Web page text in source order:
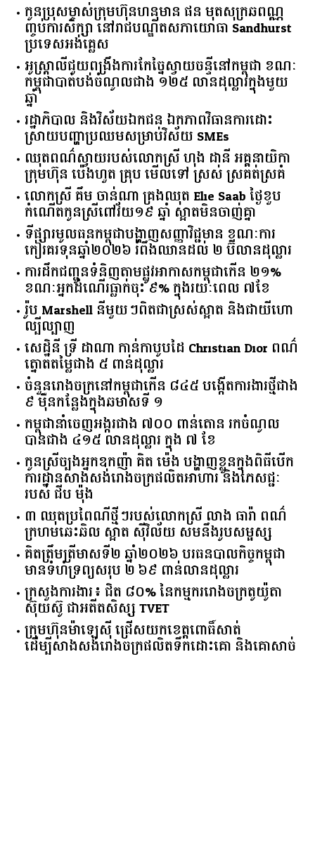
កូនប្រុសម្ចាស់ក្រុមហ៊ុនហនុមាន ផន មុតសុក្រឆពណ្ណ
ញ្ចប់ការសិក្សា នៅរាជបណ្ឌិតសភាយោធា Sandhurst
ប្រទេសអង់គ្លេស
អូស្ត្រាលី​ជួយ​ពង្រឹង​ការ​កែច្នៃ​ស្វាយចន្ទី​នៅ​កម្ពុជា​ ​ខណៈ​
កម្ពុជា​បាត់បង់​ចំណូល​ជាង​ ​១២៥​ ​លាន​ដុល្លារ​ក្នុង​មួយ​
ឆ្នាំ​
រដ្ឋាភិបាល​ ​និង​វិស័យ​ឯកជន ​ឯកភាព​វិធានការ​ដោះ
ស្រាយ​បញ្ហា​ប្រឈម​​សម្រាប់​វិស័យ​ ​SMEs​
ឈុតពណ៌ស្វាយរបស់លោកស្រី ហុង ដានី អគ្គ​នាយិកា​
ក្រុមហ៊ុន ប៉េងហួត គ្រុប មើលទៅ ស្រស់ ស្រគត់ស្រគំ
លោកស្រី គឹម ចាន់ណា គ្រងឈុត Elie Saab ថ្ងៃខួប
កំណើតកូនស្រីពៅវ័យ១៩ ឆ្នាំ ស្អាតមិនចាញ់គ្នា
ទីផ្សារ​មូលធន​កម្ពុជា​បង្ហាញ​សញ្ញា​វិជ្ជមាន​ ​ខណៈ​ការ​
កៀរគរ​ទុន​ឆ្នាំ​២០២៦​ ​រំពឹង​ឈានដល់​ ​២​ ​ប៊ីលាន​ដុល្លារ​
ការដឹកជញ្ជូនទំនិញតាមផ្លូវអាកាសកម្ពុជាកើន ២១%
ខណៈអ្នកដំណើរធ្លាក់ចុះ ៩% ក្នុងរយៈពេល ៧ខែ
រ៉ូប Marshell នីមួយៗពិតជាស្រស់ស្អាត និងជាយីហោ
ល្បីល្បាញ
សេដ្ឋិនី ទ្រី ដាណា កាន់កាបូបដៃ Christian Dior ពណ៌
ត្នោតតម្លៃជាង ៥ ពាន់ដុល្លារ
ចំនួន​រោងចក្រ​នៅ​កម្ពុជា​កើន​ ​៨៤៥​ ​បង្កើត​ការងារ​ថ្មី​ជាង​
​៩​ ​ម៉ឺន​កន្លែង​ក្នុង​ឆមាស​ទី ​១​
កម្ពុជានាំចេញអង្ករជាង ៧០០ ពាន់តោន រកចំណូល
បានជាង ៤១៥ លានដុល្លារ ក្នុង ៧ ខែ
កូនស្រីច្បងអ្នកឧកញ៉ា គិត ម៉េង បង្ហាញខ្លួនក្នុងពិធីបើក
ការដ្ឋានសាងសង់រោងចក្រផលិតអាហារ និងភេសជ្ជៈ
របស់ ជីប ម៉ុង
៣ ឈុតប្រពៃណីថ្មីៗរបស់លោកស្រី លាង ធារ៉ា ពណ៌
ក្រហមឆេះឆិល ស្អាត ​ស៊ីវិល័យ សមនឹងរូបសម្ផស្ស
គិត​ត្រឹមត្រីមាស​ទី​២​ ​ឆ្នាំ​២០២៦​ បរធន​បាលកិច្ច​កម្ពុជា​ ​
មាន​ទំហំ​ទ្រព្យ​សរុប​ ​២.៦៩​ ​ពាន់លាន​ដុល្លារ​
ក្រសួង​ការងារ​៖ ​ជិត​ ​៨០​% ​នៃ​កម្មករ​រោងចក្រ​តូយ៉ូតា ​
ស៊ុយ​ស៊ូ ​ជា​អតីត​សិស្ស​ ​TVET​
ក្រុមហ៊ុន​ម៉ាឡេស៊ី ជ្រើសយកខេត្ដពោធិ៍សាត់
ដើម្បីសាងសង់រោងចក្រផលិតទឹកដោះគោ និងគោសាច់